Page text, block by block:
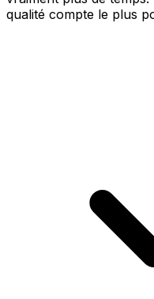
qualité compte le plus